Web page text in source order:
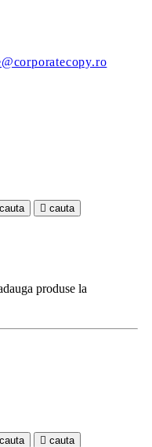
cauta cauta
produse la
cauta cauta